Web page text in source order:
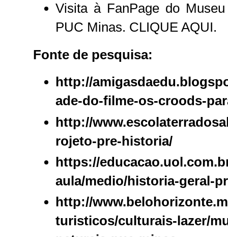
Visita à FanPage do
PUC Minas. CLIQUE AQUI.
Fonte de pesquisa:
http://
ade-do-filme-os-croods-
http://
rojeto-pre-historia/
https://
aula/medio/historia-geral-
http://
turisticos/culturais-lazer/